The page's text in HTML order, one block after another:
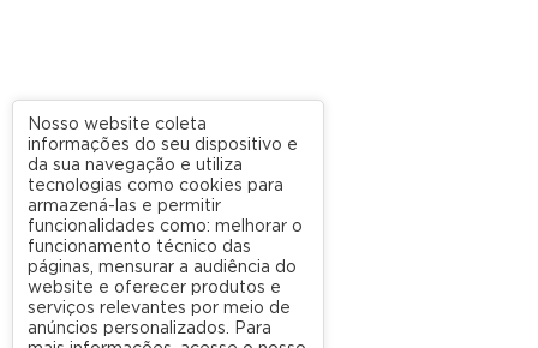
Nosso website coleta
informações do seu dispositivo e
da sua navegação e utiliza
tecnologias como cookies para
armazená-las e permitir
funcionalidades como: melhorar o
funcionamento técnico das
páginas, mensurar a audiência do
website e oferecer produtos e
serviços relevantes por meio de
anúncios personalizados. Para